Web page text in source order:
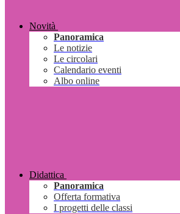
Novità
Panoramica
Le notizie
Le circolari
Calendario eventi
Albo online
Didattica
Panoramica
Offerta formativa
I progetti delle classi